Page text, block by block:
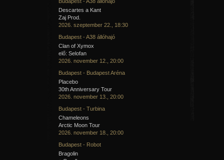
Descartes a Kant
Zaj Prod.
2026. szeptember 22., 18:30
Budapest - A38 állóhajó
Clan of Xymox
elő: Selofan
2026. november 12., 20:00
Budapest - Budapest Aréna
Placebo
30th Anniversary Tour
2026. november 13., 20:00
Budapest - Turbina
Chameleons
Arctic Moon Tour
2026. november 18., 20:00
Budapest - Robot
Bragolin